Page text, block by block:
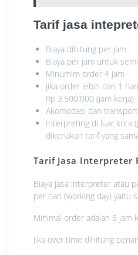
Tarif jasa
Biaya dihitung per jam
Biaya per jam untuk
Minumim order 4 jam
Jika order lebih dari 1
Rp 3.500.000 (jam kerja)
Akomodasi dan
Interpreting di luar kota
dikenakan tarif yang
Tarif Jasa Interpreter
Biaya jasa interpreter atau
per hari (working day) yaitu
Minimal order adalah 8 jam
Jika over time dihitung